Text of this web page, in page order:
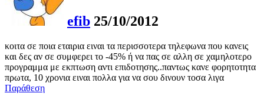
efib 25/10/2012
κοιτα σε ποια εταιρια ειναι τα περισσοτερα τηλεφωνα που κανεις
και δες αν σε συμφερει το -45% ή να πας σε αλλη σε χαμηλοτερο
προγραμμα με εκπτωση αντι επιδοτησης..παντως κανε φορητοτητα
πρωτα, 10 χρονια ειναι πολλα για να σου δινουν τοσα λιγα
Παράθεση